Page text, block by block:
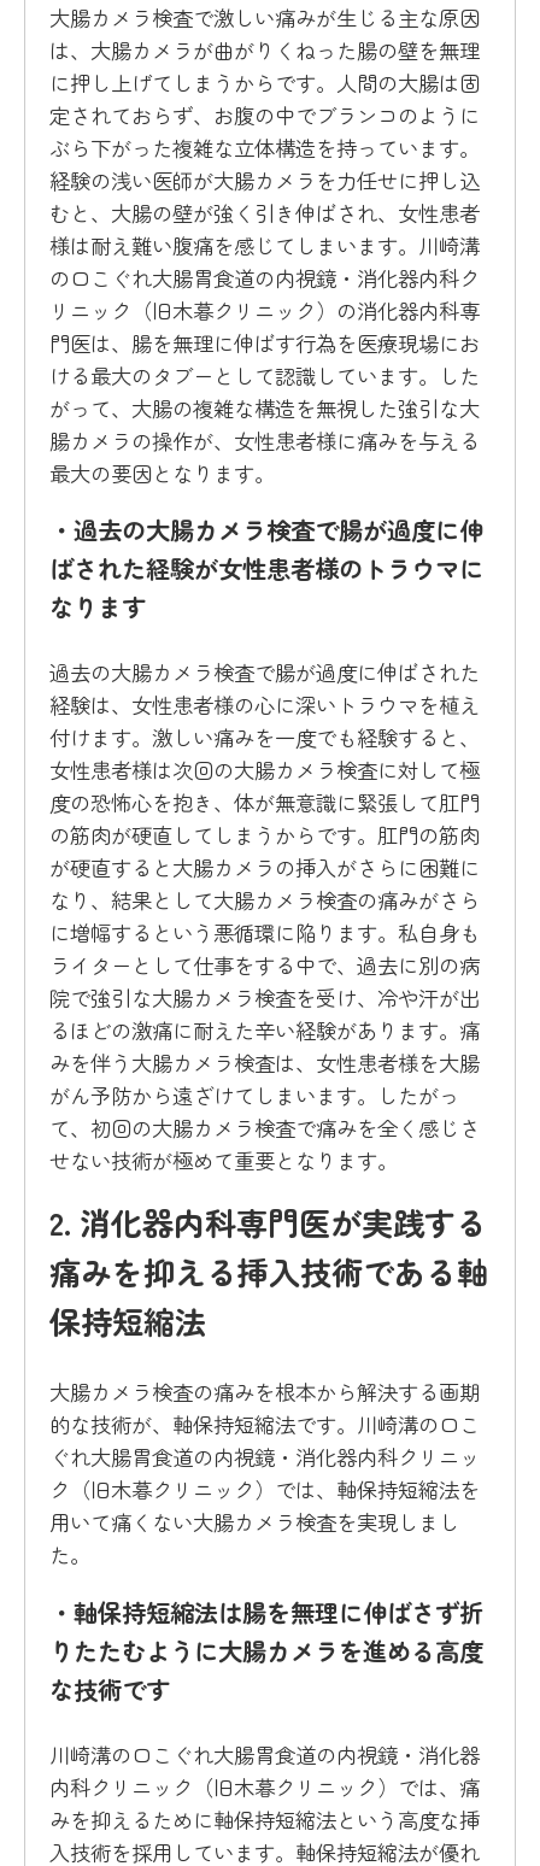
大腸カメラ検査で激しい痛みが生じる主な原因
は、大腸カメラが曲がりくねった腸の壁を無理
に押し上げてしまうからです。人間の大腸は固
定されておらず、お腹の中でブランコのように
ぶら下がった複雑な立体構造を持っています。
経験の浅い医師が大腸カメラを力任せに押し込
むと、大腸の壁が強く引き伸ばされ、女性患者
様は耐え難い腹痛を感じてしまいます。川崎溝
の口こぐれ大腸胃食道の内視鏡・消化器内科ク
リニック（旧木暮クリニック）の消化器内科専
門医は、腸を無理に伸ばす行為を医療現場にお
ける最大のタブーとして認識しています。した
がって、大腸の複雑な構造を無視した強引な大
腸カメラの操作が、女性患者様に痛みを与える
最大の要因となります。
・過去の大腸カメラ検査で腸が過度に伸
ばされた経験が女性患者様のトラウマに
なります
過去の大腸カメラ検査で腸が過度に伸ばされた
経験は、女性患者様の心に深いトラウマを植え
付けます。激しい痛みを一度でも経験すると、
女性患者様は次回の大腸カメラ検査に対して極
度の恐怖心を抱き、体が無意識に緊張して肛門
の筋肉が硬直してしまうからです。肛門の筋肉
が硬直すると大腸カメラの挿入がさらに困難に
なり、結果として大腸カメラ検査の痛みがさら
に増幅するという悪循環に陥ります。私自身も
ライターとして仕事をする中で、過去に別の病
院で強引な大腸カメラ検査を受け、冷や汗が出
るほどの激痛に耐えた辛い経験があります。痛
みを伴う大腸カメラ検査は、女性患者様を大腸
がん予防から遠ざけてしまいます。したがっ
て、初回の大腸カメラ検査で痛みを全く感じさ
せない技術が極めて重要となります。
2. 消化器内科専門医が実践する
痛みを抑える挿入技術である軸
保持短縮法
大腸カメラ検査の痛みを根本から解決する画期
的な技術が、軸保持短縮法です。川崎溝の口こ
ぐれ大腸胃食道の内視鏡・消化器内科クリニッ
ク（旧木暮クリニック）では、軸保持短縮法を
用いて痛くない大腸カメラ検査を実現しまし
た。
・軸保持短縮法は腸を無理に伸ばさず折
りたたむように大腸カメラを進める高度
な技術です
川崎溝の口こぐれ大腸胃食道の内視鏡・消化器
内科クリニック（旧木暮クリニック）では、痛
みを抑えるために軸保持短縮法という高度な挿
入技術を採用しています。軸保持短縮法が優れ